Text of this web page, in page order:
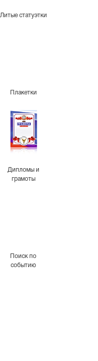
Литые статуэтки
Плакетки
Дипломы и
грамоты
Поиск по
событию